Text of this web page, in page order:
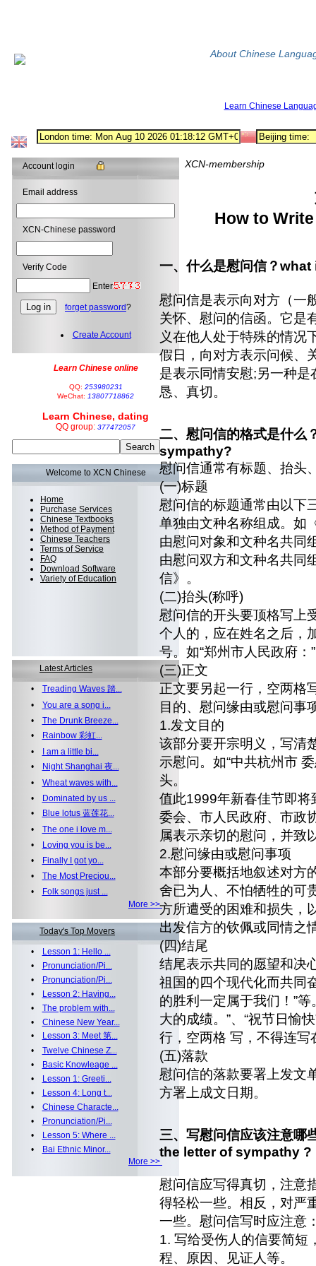
About Chinese
Learn Chinese
Account login
Email address
XCN-Chinese password
Verify Code
Enter
forget password?
Create Account
Learn Chinese online
QQ: 253980231
WeChat: 13807718862
Learn Chinese, dating
QQ group: 377472057
Welcome to XCN Chinese
Home
Purchase Services
Chinese Textbooks
Method of Payment
Chinese Teachers
Terms of Service
FAQ
Download Software
Variety of Education
Latest Articles
• Treading Waves 踏...
• You are a song i...
• The Drunk Breeze...
•
Rainbow 彩虹...
•
I am a little bi...
•
Night Shanghai 夜...
• Wheat waves with...
•
Dominated by us ...
•
Blue lotus 蓝莲花...
• The one i love m...
•
Loving you is be...
•
Finally I got yo...
• The Most Preciou...
•
Folk songs just ...
More >>
Today's Top Movers
•
Lesson 1: Hello ...
•
Pronunciation/Pi...
•
Pronunciation/Pi...
•
Lesson 2: Having...
• The problem with...
• Chinese New Year...
•
Lesson 3: Meet 第...
• Twelve Chinese Z...
•
Basic Knowleage ...
•
Lesson 1: Greeti...
•
Lesson 4: Long t...
• Chinese Characte...
•
Pronunciation/Pi...
•
Lesson 5: Where ...
•
Bai Ethnic Minor...
More >>
XCN-membership
How to Write
一、什么是慰问信？
慰问信是表示向对方（一
关怀、慰问的信函。它是
义在他人处于特殊的情况
假日，向对方表示问候、
是表示同情安慰;另一种
恳、真切。
二、慰问信的格式是什
sympathy?
慰问信通常有标题、抬头
(一)标题
慰问信的标题通常由以下
单独由文种名称组成。如
由慰问对象和文种名共同
由慰问双方和文种名共同
信》。
(二)抬头(称呼)
慰问信的开头要顶格写上
个人的，应在姓名之后，
号。如“郑州市人民政府：
(三)正文
正文要另起一行，空两格
目的、慰问缘由或慰问事
1.发文目的
该部分要开宗明义，写清
示慰问。如“中共杭州市
头。
值此1999年新春佳节即
委会、市人民政府、市政
属表示亲切的慰问，并致
2.慰问缘由或慰问事项
本部分要概括地叙述对方
舍已为人、不怕牺牲的可
方所遭受的困难和损失，
出发信方的钦佩或同情之
(四)结尾
结尾表示共同的愿望和决
祖国的四个现代化而共同
的胜利一定属于我们！”
大的成绩。”、“祝节日愉
行，空两格 写，不得连写
(五)落款
慰问信的落款要署上发文
方署上成文日期。
三、写慰问信应该注意
the letter of sympathy ?
慰问信应写得真切，注意
得轻松一些。相反，对严
一些。慰问信写时应注意
1. 写给受伤人的信要简短
程、原因、见证人等。